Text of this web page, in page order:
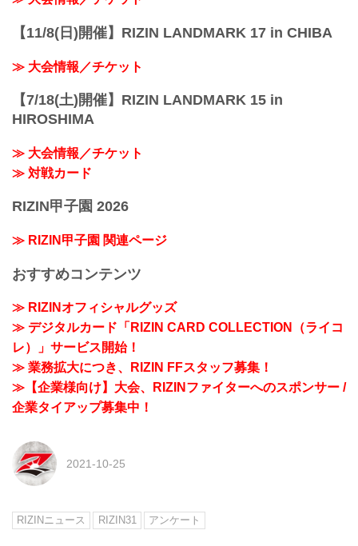
【11/8(日)開催】RIZIN LANDMARK 17 in CHIBA
≫ 大会情報／チケット
【7/18(土)開催】RIZIN LANDMARK 15 in
HIROSHIMA
≫ 大会情報／チケット
≫ 対戦カード
RIZIN甲子園 2026
≫ RIZIN甲子園 関連ページ
おすすめコンテンツ
≫ RIZINオフィシャルグッズ
≫ デジタルカード「RIZIN CARD COLLECTION（ライコ
レ）」サービス開始！
≫ 業務拡大につき、RIZIN FFスタッフ募集！
≫【企業様向け】大会、RIZINファイターへのスポンサー /
企業タイアップ募集中！
2021-10-25
RIZINニュース RIZIN31 アンケート